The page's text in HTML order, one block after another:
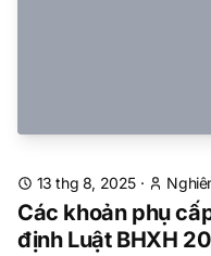
13 thg 8, 2025 ·
Các khoản phụ
định Luật BHXH